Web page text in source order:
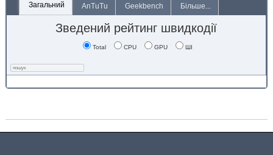
Загальний AnTuTu Geekbench Більше...
Зведений рейтинг швидкодії
Total CPU GPU ШІ